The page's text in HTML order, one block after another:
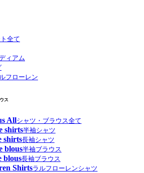
全て
ィアム
フローレン
ス
Allシャツ・ブラウス全て
shirts半袖シャツ
shirts長袖シャツ
blous半袖ブラウス
blous長袖ブラウス
Shirtsラルフローレンシャツ